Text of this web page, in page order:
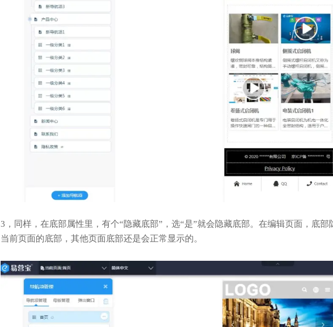
3，同样，在底部属性里，有个“隐藏底部”，选“是”就会隐藏底部。在编辑页面，底
当前页面的底部，其他页面底部还是会正常显示的。